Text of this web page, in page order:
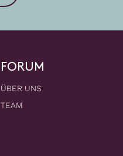
FORUM
ÜBER UNS
TEAM